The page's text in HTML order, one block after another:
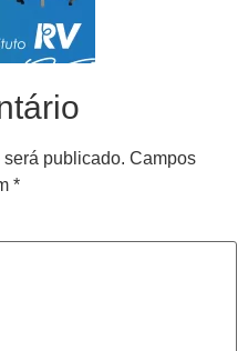
publicado. Campos
*